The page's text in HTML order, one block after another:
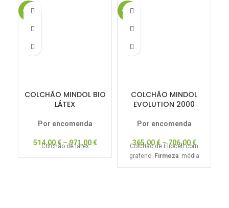
-15%
COLCHÃO MINDOL BIO
LÁTEX
Por encomenda
514,00€– 971,00€
Colchão de látex
-15%
COLCHÃO MINDOL
EVOLUTION 2000
Por encomenda
365,00€–706,00€
Colchão de Eliocell com
grafeno. Firmeza: média